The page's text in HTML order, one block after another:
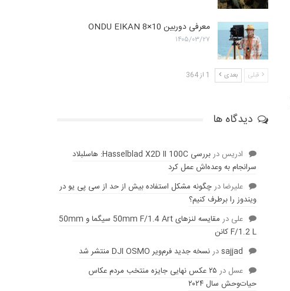
معرفی دوربین ONDU EIKAN 8×10
۱۴۰۵/۰۳/۲۷
قبلی بعدی 1 از 364
دیدگاه ها
ادریس در
بررسی Hasselblad X2D II 100C: هاسلبلاد
سرانجام به وعده‌‌اش عمل کرد
عليرضادرچگونه مشکل استفاده بیش از حد از سی پی یو در
ویندوز را برطرف کنیم؟
علی در
مقایسه لنز‌های 50mm F/1.4 Art سیگما و 50mm
F/1.2 L کانن
sajjadدرنسخه جدید فرم‌ویر DJI OSMO منتشر شد
عسل در
۲۵ عکس نهایی جایزه منتخب مردم عکاس
حیات‌وحش سال ۲۰۲۴